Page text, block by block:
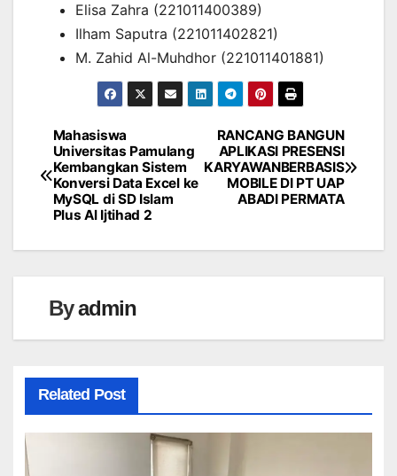
Elisa Zahra (221011400389)
Ilham Saputra (221011402821)
M. Zahid Al-Muhdhor (221011401881)
Navigasi
pos
RANCANG BANGUN
APLIKASI PRESENSI
KARYAWANBERBASIS
MOBILE DI PT UAP
ABADI PERMATA
Mahasiswa
Universitas Pamulang
Kembangkan Sistem
Konversi Data Excel ke
MySQL di SD Islam
Plus Al Ijtihad 2
Byadmin
Related Post